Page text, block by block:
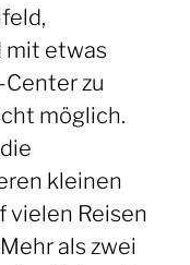
mit etwas
zu
möglich.
kleinen
vielen Reisen
als zwei